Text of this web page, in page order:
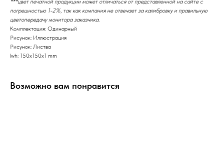
***цвет печатной продукции может отличаться от представленной на сайте с
погрешностью 1-2%, так как компания не отвечает за калибровку и правильную
цветопередачу монитора заказчика.
Комплектация: Одинарный
Рисунок: Иллюстрация
Рисунок: Листва
lwh: 150x150x1 mm
Возможно вам понравится